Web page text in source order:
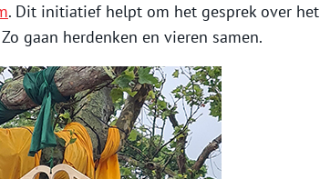
. Dit initiatief helpt om het gesprek over het
gaan herdenken en vieren samen.